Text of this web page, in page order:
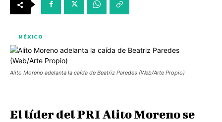
MÉXICO
Alito Moreno adelanta la caída de Beatriz Paredes (Web/Arte Propio)
El líder del PRI Alito Moreno se